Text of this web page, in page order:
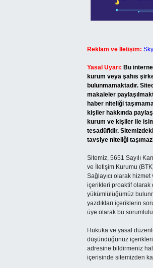
Reklam ve İletişim:
Yasal Uyarı: Bu
kurum veya şahıs
bulunmamaktadır.
makaleler
haber niteliği
kişiler hakkında
kurum ve kişiler ile
tesadüfidir.
tavsiye niteliği
Sitemiz, 5651 Sayılı
ve İletişim Kurumu
Sağlayıcı olarak
içerikleri proaktif olarak
yükümlülüğümüz
yazdıkları içeriklerin
üye olarak bu
Hukuka ve yasal
düşündüğünüz
adresine bildirmeniz
içerisinde sitemizden